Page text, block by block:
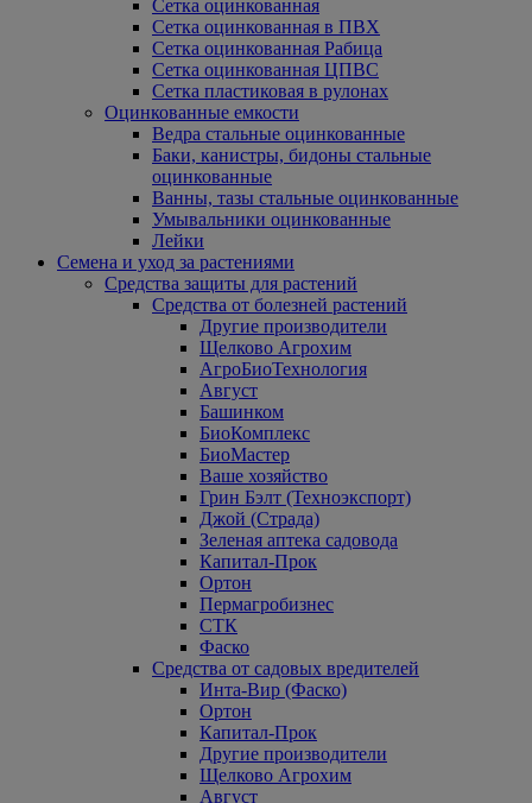
Сетка оцинкованная
Сетка оцинкованная в ПВХ
Сетка оцинкованная Рабица
Сетка оцинкованная ЦПВС
Сетка пластиковая в рулонах
Оцинкованные емкости
Ведра стальные оцинкованные
Баки, канистры, бидоны стальные
оцинкованные
Ванны, тазы стальные оцинкованные
Умывальники оцинкованные
Лейки
Семена и уход за растениями
Средства защиты для растений
Средства от болезней растений
Другие производители
Щелково Агрохим
АгроБиоТехнология
Август
Башинком
БиоКомплекс
БиоМастер
Ваше хозяйство
Грин Бэлт (Техноэкспорт)
Джой (Страда)
Зеленая аптека садовода
Капитал-Прок
Ортон
Пермагробизнес
СТК
Фаско
Средства от садовых вредителей
Инта-Вир (Фаско)
Ортон
Капитал-Прок
Другие производители
Щелково Агрохим
Август